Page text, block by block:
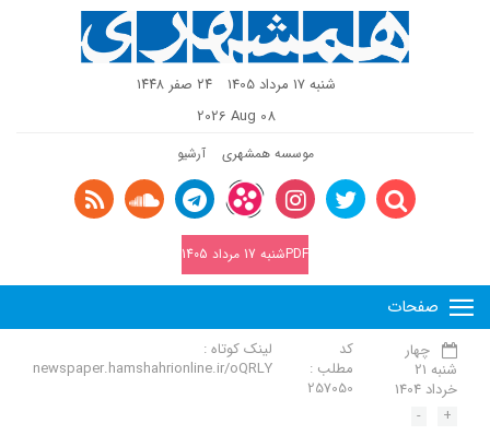
شنبه 17 مرداد 1405
٢٤ صفر ١٤٤٨
2026 Aug 08
موسسه همشهری آرشیو
PDFشنبه 17 مرداد 1405
صفحات
چهار
شنبه 21
خرداد 1404
کد
مطلب :
257050
لینک کوتاه :
newspaper.hamshahrionline.ir/oQRLY
+
-